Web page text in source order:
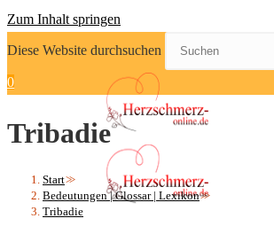
Zum Inhalt springen
Diese Website durchsuchen
0
Tribadie
Start>>
Bedeutungen | Glossar | Lexikon>>
Tribadie